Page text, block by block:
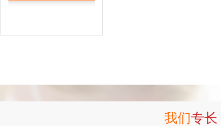
我们专长